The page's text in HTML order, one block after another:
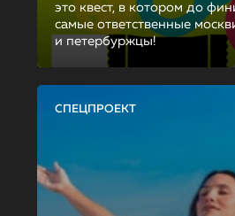
это квест, в котором до
самые ответственные
и петербуржцы!
СПЕЦПРОЕКТ